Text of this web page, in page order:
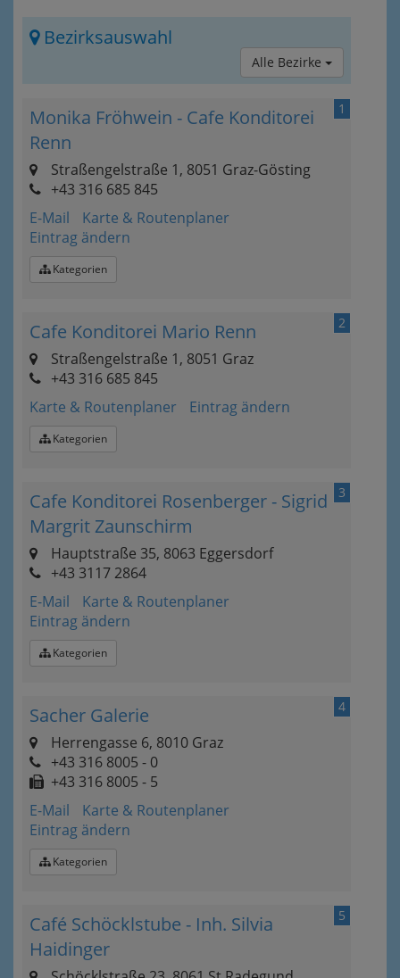
Bezirksauswahl
Alle Bezirke
1
Monika Fröhwein - Cafe Konditorei
Renn
Straßengelstraße 1, 8051 Graz-Gösting
+43 316 685 845
E-Mail
Karte & Routenplaner
Eintrag ändern
Kategorien
2
Cafe Konditorei Mario Renn
Straßengelstraße 1, 8051 Graz
+43 316 685 845
Karte & Routenplaner
Eintrag ändern
Kategorien
3
Cafe Konditorei Rosenberger - Sigrid
Margrit Zaunschirm
Hauptstraße 35, 8063 Eggersdorf
+43 3117 2864
E-Mail
Karte & Routenplaner
Eintrag ändern
Kategorien
4
Sacher Galerie
Herrengasse 6, 8010 Graz
+43 316 8005 - 0
+43 316 8005 - 5
E-Mail
Karte & Routenplaner
Eintrag ändern
Kategorien
5
Café Schöcklstube - Inh. Silvia
Haidinger